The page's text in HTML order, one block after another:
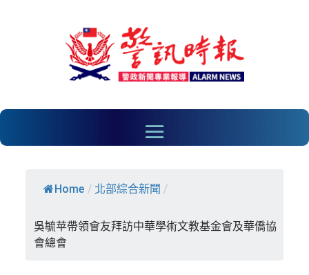
Home / 北部綜合新聞 /
吳毓苹帶領會友拜訪中華學術文教基金會及華僑協
會總會